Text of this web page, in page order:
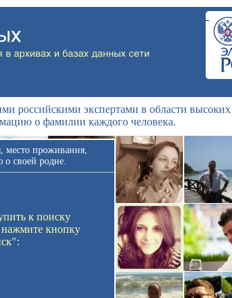
российскими экспертами в области
о фамилии каждого человека.
место проживания,
своей родне.
к поиску
кнопку